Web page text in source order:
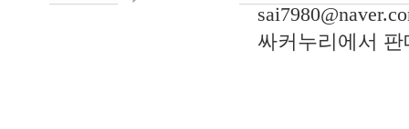
싸커누리에서